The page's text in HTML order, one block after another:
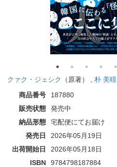
クァク・ジェシク （原著） , 朴 美暻
商品番号
187880
販売状態
発売中
納品形態
宅配便にてお届け
発売日
2026年05月19日
出荷開始日
2026年05月18日
ISBN
9784798187884